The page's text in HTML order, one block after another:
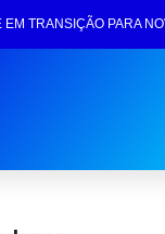
EM TRANSIÇÃO PARA